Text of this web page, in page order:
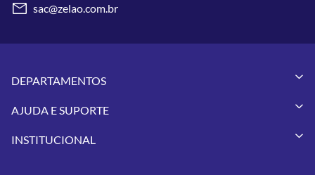
sac@zelao.com.br
DEPARTAMENTOS
Vestuários
Pneus
AJUDA E SUPORTE
Meus Pedidos
INSTITUCIONAL